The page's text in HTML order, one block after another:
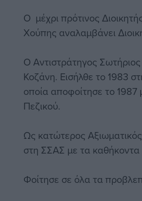
Ο μέχρι πρότινος
Χούπης αναλαμβάνει
Ο Αντιστράτηγος
Κοζάνη. Εισήλθε το 1983
οποία αποφοίτησε το
Πεζικού.
Ως κατώτερος
στη ΣΣΑΣ με τα καθήκοντα
Φοίτησε σε όλα τα